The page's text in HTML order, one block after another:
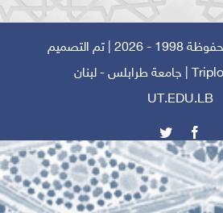
© جميع الحقوق محفوظة 1998 - 2026 | تم التصميم
| جامعة طرابلس - لبنان
UT.EDU.LB